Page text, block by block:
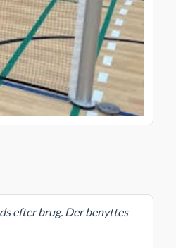
efter brug. Der benyttes